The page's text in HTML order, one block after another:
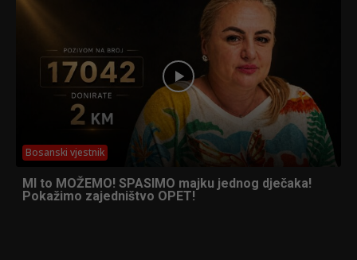
Bosanski vjestnik
MI to MOŽEMO! SPASIMO majku jednog dječaka!
Pokažimo zajedništvo OPET!